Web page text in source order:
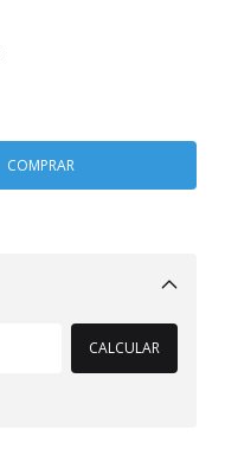
Alterar CEP
CALCULAR